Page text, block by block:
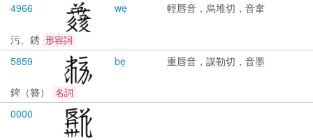
4966 wẹ 輕唇音，烏堆切，音韋
污、銹 形容詞
5859 bẹ 重唇音，謀勒切，音墨
錍（簪） 名詞
0000